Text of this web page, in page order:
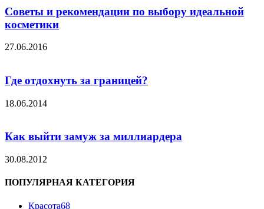
Советы и рекомендации по выбору идеальной
косметики
27.06.2016
Где отдохнуть за границей?
18.06.2014
Как выйти замуж за миллиардера
30.08.2012
ПОПУЛЯРНАЯ КАТЕГОРИЯ
Красота68